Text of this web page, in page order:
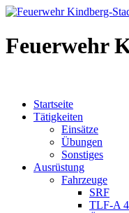
Feuerwehr
Startseite
Tätigkeiten
Einsätze
Übungen
Sonstiges
Ausrüstung
Fahrzeuge
SRF
TLF-A